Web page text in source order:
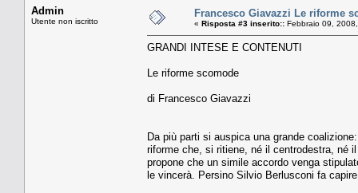
Admin
Utente non iscritto
Francesco Giavazzi Le riforme
« Risposta #3 inserito:: Febbraio 09,
GRANDI INTESE E CONTENUTI
Le riforme scomode
di Francesco Giavazzi
Da più parti si auspica una grande
riforme che, si ritiene, né il centrodestra, né
propone che un simile accordo venga
le vincerà. Persino Silvio Berlusconi fa